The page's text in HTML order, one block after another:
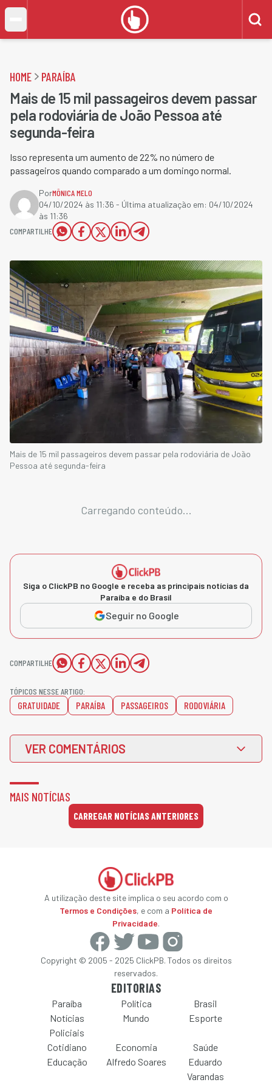
HOME PARAÍBA
Mais de 15 mil passageiros devem passar
pela rodoviária de João Pessoa até
segunda-feira
Isso representa um aumento de 22% no número de
passageiros quando comparado a um domingo normal.
PorMÔNICA MELO
04/10/2024 às 11:36 - Última atualização em: 04/10/2024
às 11:36
COMPARTILHE
Mais de 15 mil passageiros devem passar pela rodoviária de João
Pessoa até segunda-feira
Carregando conteúdo...
Siga o ClickPB no Google e receba as principais notícias da
Paraíba e do Brasil
Seguir no Google
COMPARTILHE
TÓPICOS NESSE ARTIGO:
GRATUIDADE PARAÍBA PASSAGEIROS RODOVIÁRIA
VER COMENTÁRIOS
MAIS NOTÍCIAS
CARREGAR NOTÍCIAS ANTERIORES
A utilização deste site implica o seu acordo com o
Termos e Condições, e com a Política de
Privacidade.
Copyright © 2005 - 2025 ClickPB. Todos os direitos
reservados.
EDITORIAS
Paraíba Política
Brasil
Notícias
Policiais
Mundo Esporte
Cotidiano Economia
Saúde
Educação
Alfredo Soares
Eduardo
Varandas